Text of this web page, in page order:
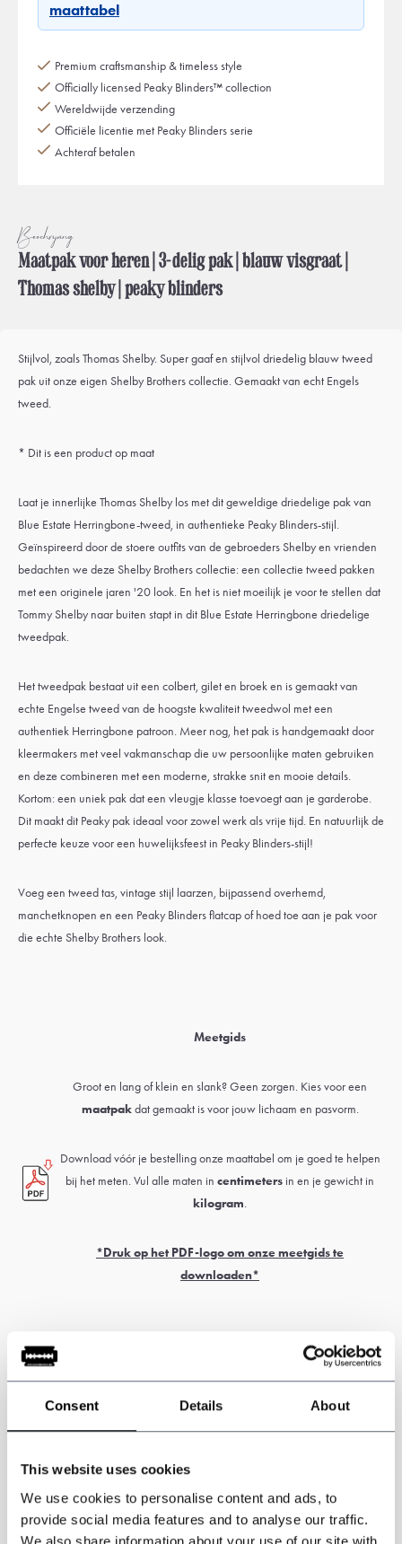
Consent Details About
This website uses cookies
We use cookies to personalise content and ads, to
provide social media features and to analyse our traffic.
We also share information about your use of our site with
maattabel
Premium craftsmanship & timeless style
Officially licensed Peaky Blinders™ collection
Wereldwijde verzending
Officiële licentie met Peaky Blinders serie
Achteraf betalen
Beschrijving
Maatpak voor heren | 3-delig pak | blauw visgraat |
Thomas shelby | peaky blinders
Stijlvol, zoals Thomas Shelby. Super gaaf en stijlvol driedelig blauw tweed
pak uit onze eigen Shelby Brothers collectie. Gemaakt van echt Engels
tweed.
* Dit is een product op maat
Laat je innerlijke Thomas Shelby los met dit geweldige driedelige pak van
Blue Estate Herringbone-tweed, in authentieke Peaky Blinders-stijl.
Geïnspireerd door de stoere outfits van de gebroeders Shelby en vrienden
bedachten we deze Shelby Brothers collectie: een collectie tweed pakken
met een originele jaren '20 look. En het is niet moeilijk je voor te stellen dat
Tommy Shelby naar buiten stapt in dit Blue Estate Herringbone driedelige
tweedpak.
Het tweedpak bestaat uit een colbert, gilet en broek en is gemaakt van
echte Engelse tweed van de hoogste kwaliteit tweedwol met een
authentiek Herringbone patroon. Meer nog, het pak is handgemaakt door
kleermakers met veel vakmanschap die uw persoonlijke maten gebruiken
en deze combineren met een moderne, strakke snit en mooie details.
Kortom: een uniek pak dat een vleugje klasse toevoegt aan je garderobe.
Dit maakt dit Peaky pak ideaal voor zowel werk als vrije tijd. En natuurlijk de
perfecte keuze voor een huwelijksfeest in Peaky Blinders-stijl!
Voeg een tweed tas, vintage stijl laarzen, bijpassend overhemd,
manchetknopen en een Peaky Blinders flatcap of hoed toe aan je pak voor
die echte Shelby Brothers look.
Meetgids
Groot en lang of klein en slank? Geen zorgen. Kies voor een
maatpakdat gemaakt is voor jouw lichaam en pasvorm.
Download vóór je bestelling onze maattabel om je goed te helpen
bij het meten. Vul alle maten in centimeters in en je gewicht in
kilogram.
*Druk op het PDF-logo om onze meetgids te
downloaden*
weken.
Douane- en invoerrechten kunnen van toepassing zijn en zijn
* Maatwerk artikelen kunnen niet geruild of geretourneerd worden. Meet
zorgvuldig voor de juiste maatvoering van het pak. Als je hier niet zeker van
bent, laat je dan opmeten door een kleermaker of reizende kleermaker.